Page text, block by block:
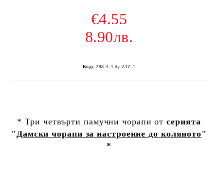
€4.55
8.90лв.
Код: 298-3-4-dy-Z4Z-1
* Три четвърти памучни чорапи отсерията
"Дамски чорапи за настроение до коляното"
*